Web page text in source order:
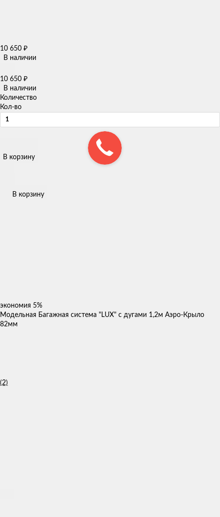
10 650 ₽
В наличии
10 650 ₽
В наличии
Количество
Кол-во
В корзину
В корзину
экономия 5%
Модельная Багажная система "LUX" с дугами 1,2м Аэро-Крыло
82мм
(2)